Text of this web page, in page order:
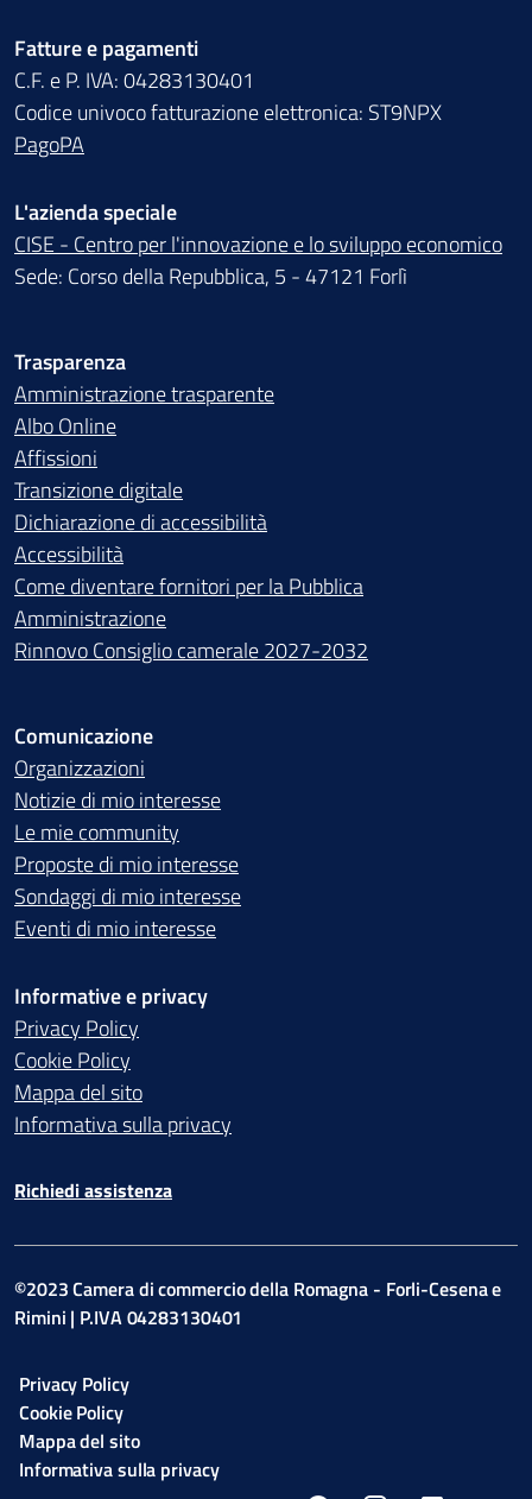
Fatture e pagamenti
C.F. e P. IVA: 04283130401
Codice univoco fatturazione elettronica: ST9NPX
PagoPA
L'azienda speciale
CISE - Centro per l'innovazione e lo sviluppo economico
Sede: Corso della Repubblica, 5 - 47121 Forlì
Trasparenza
Amministrazione trasparente
Albo Online
Affissioni
Transizione digitale
Dichiarazione di accessibilità
Accessibilità
Come diventare fornitori per la Pubblica
Amministrazione
Rinnovo Consiglio camerale 2027-2032
Comunicazione
Organizzazioni
Notizie di mio interesse
Le mie community
Proposte di mio interesse
Sondaggi di mio interesse
Eventi di mio interesse
Informative e privacy
Privacy Policy
Cookie Policy
Mappa del sito
Informativa sulla privacy
Richiedi assistenza
©2023 Camera di commercio della Romagna - Forli-Cesena e
Rimini | P.IVA 04283130401
Privacy Policy
Cookie Policy
Mappa del sito
Informativa sulla privacy